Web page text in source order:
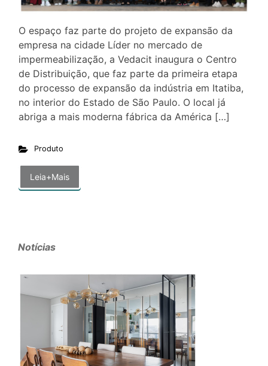
O espaço faz parte do projeto de expansão da
empresa na cidade Líder no mercado de
impermeabilização, a Vedacit inaugura o Centro
de Distribuição, que faz parte da primeira etapa
do processo de expansão da indústria em Itatiba,
no interior do Estado de São Paulo. O local já
abriga a mais moderna fábrica da América […]
Produto
Leia+Mais
Notícias